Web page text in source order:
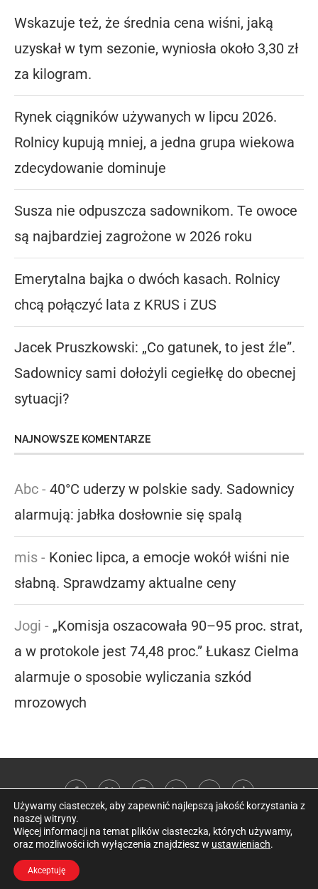
Wskazuje też, że średnia cena wiśni, jaką
uzyskał w tym sezonie, wyniosła około 3,30 zł
za kilogram.
Rynek ciągników używanych w lipcu 2026.
Rolnicy kupują mniej, a jedna grupa wiekowa
zdecydowanie dominuje
Susza nie odpuszcza sadownikom. Te owoce
są najbardziej zagrożone w 2026 roku
Emerytalna bajka o dwóch kasach. Rolnicy
chcą połączyć lata z KRUS i ZUS
Jacek Pruszkowski: „Co gatunek, to jest źle”.
Sadownicy sami dołożyli cegiełkę do obecnej
sytuacji?
NAJNOWSZE KOMENTARZE
Abc - 40°C uderzy w polskie sady. Sadownicy
alarmują: jabłka dosłownie się spalą
mis - Koniec lipca, a emocje wokół wiśni nie
słabną. Sprawdzamy aktualne ceny
Jogi - „Komisja oszacowała 90–95 proc. strat,
a w protokole jest 74,48 proc.” Łukasz Cielma
alarmuje o sposobie wyliczania szkód
mrozowych
@2026 Kobieta w sadzie
Używamy ciasteczek, aby zapewnić najlepszą jakość korzystania z
naszej witryny.
Więcej informacji na temat plików ciasteczka, których używamy,
oraz możliwości ich wyłączenia znajdziesz w ustawieniach.
Akceptuję